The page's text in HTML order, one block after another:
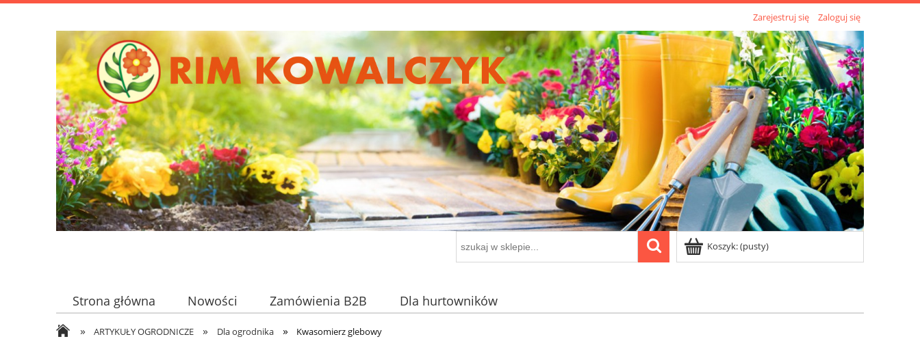
Zarejestruj się Zaloguj się
Koszyk:(pusty)
Strona główna Nowości Zamówienia B2B Dla hurtowników
» ARTYKUŁY OGRODNICZE » Dla ogrodnika » Kwasomierz glebowy